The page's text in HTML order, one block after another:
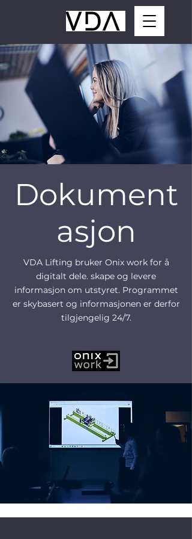
Dokument
asjon
VDA Lifting bruker Onix work for å
digitalt dele. skape og levere
informasjon om utstyret. Programmet
er skybasert og informasjonen er derfor
tilgjengelig 24/7.